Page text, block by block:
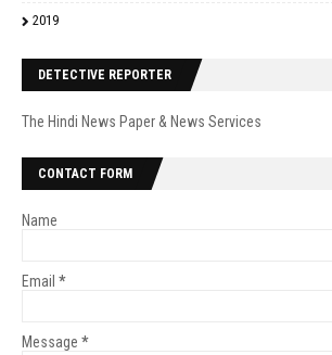
2019
DETECTIVE REPORTER
The Hindi News Paper & News Services
CONTACT FORM
Name
Email *
Message *